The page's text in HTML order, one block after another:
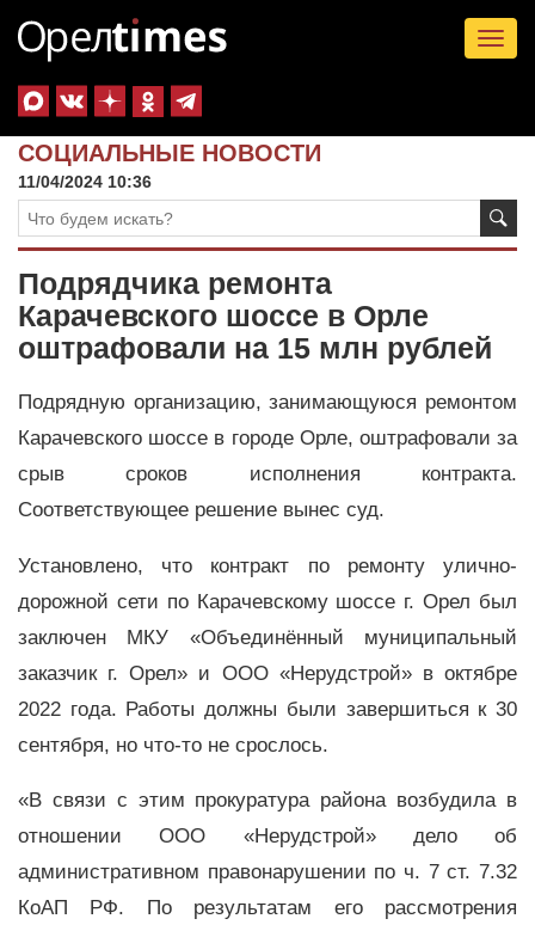
СОЦИАЛЬНЫЕ НОВОСТИ
11/04/2024 10:36
Подрядчика ремонта
Карачевского шоссе в Орле
оштрафовали на 15 млн рублей
Подрядную организацию, занимающуюся ремонтом
Карачевского шоссе в городе Орле, оштрафовали за
срыв сроков исполнения контракта.
Соответствующее решение вынес суд.
Установлено, что контракт по ремонту улично-
дорожной сети по Карачевскому шоссе г. Орел был
заключен МКУ «Объединённый муниципальный
заказчик г. Орел» и ООО «Нерудстрой» в октябре
2022 года. Работы должны были завершиться к 30
сентября, но что-то не срослось.
«В связи с этим прокуратура района возбудила в
отношении ООО «Нерудстрой» дело об
административном правонарушении по ч. 7 ст. 7.32
КоАП РФ. По результатам его рассмотрения